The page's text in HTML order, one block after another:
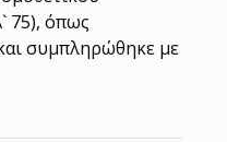
75), όπως
συμπληρώθηκε με